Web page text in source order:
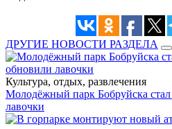
ДРУГИЕ НОВОСТИ РАЗДЕЛА
Культура, отдых, развлечения
Молодёжный парк Бобруйска
лавочки